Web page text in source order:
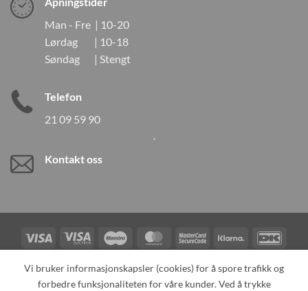
Man - Fre | 10-20
Lørdag | 10-18
Søndag | Stengt
Telefon
21 09 59 90
Kontakt oss
Visa
Visa
Electron
Maestro MasterCardMasterCard
2
Klarna
Card
TILBAKEKALLINGER KONTAKT OSS OM OSS
Vi bruker informasjonskapsler (cookies) for å spore trafikk og
forbedre funksjonaliteten for våre kunder. Ved å trykke